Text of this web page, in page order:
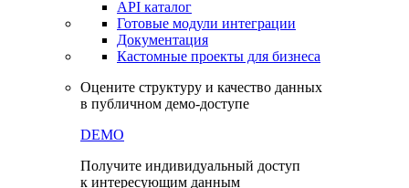
Получить доступ
API & Data Feed
API and Data Feed
Готовые модули интеграции
Документация
в публичном демо-доступе